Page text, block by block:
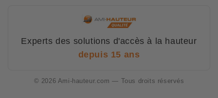
Experts des solutions d'accès à la hauteur
depuis 15 ans
© 2026 Ami-hauteur.com — Tous droits réservés